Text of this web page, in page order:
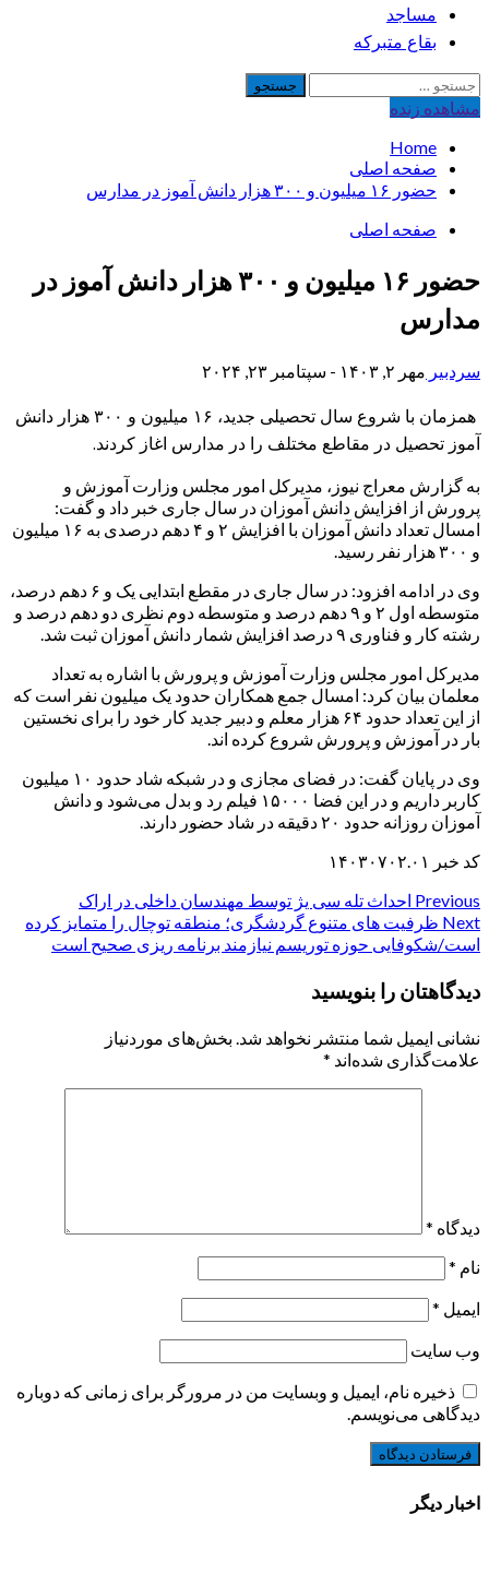
مساجد
بقاع متبرکه
جستجو
برای:
مشاهده‌ زنده
Home
صفحه اصلی
حضور ۱۶ میلیون و ۳۰۰ هزار دانش آموز در مدارس
صفحه اصلی
حضور ۱۶ میلیون و ۳۰۰ هزار دانش آموز در
مدارس
سردبیر مهر ۲, ۱۴۰۳ - سپتامبر ۲۳, ۲۰۲۴
همزمان با شروع سال تحصیلی جدید، ۱۶ میلیون و ۳۰۰ هزار دانش
آموز تحصیل در مقاطع مختلف را در مدارس اغاز کردند.
به گزارش معراج نیوز، مدیرکل امور مجلس وزارت آموزش و
پرورش از افزایش دانش آموزان در سال جاری خبر داد و گفت:
امسال تعداد دانش آموزان با افزایش ۲ و ۴ دهم درصدی به ۱۶ میلیون
و ۳۰۰ هزار نفر رسید.
وی در ادامه افزود: در سال جاری در مقطع ابتدایی یک و ۶ دهم درصد،
متوسطه اول ۲ و ۹ دهم درصد و متوسطه دوم نظری دو دهم درصد و
رشته کار و فناوری ۹ درصد افزایش شمار دانش آموزان ثبت شد.
مدیرکل امور مجلس وزارت آموزش و پرورش با اشاره به تعداد
معلمان بیان کرد: امسال جمع همکاران حدود یک میلیون نفر است که
از این تعداد حدود ۶۴ هزار معلم و دبیر جدید کار خود را برای نخستین
بار در آموزش و پرورش شروع کرده اند.
وی در پایان گفت: در فضای مجازی و در شبکه شاد حدود ۱۰ میلیون
کاربر داریم و در این فضا ۱۵۰۰۰ فیلم رد و بدل می‌شود و دانش
آموزان روزانه حدود ۲۰ دقیقه در شاد حضور دارند.
کد خبر ۱۴۰۳۰۷۰۲.۰۱
Post
navigation
Previous احداث تله سی یژ توسط مهندسان داخلی در اراک
Next ظرفیت های متنوع گردشگری؛ منطقه توچال را متمایز کرده
است/شکوفایی حوزه توریسم نیازمند برنامه ریزی صحیح است
دیدگاهتان را بنویسید
نشانی ایمیل شما منتشر نخواهد شد. بخش‌های موردنیاز
علامت‌گذاری شده‌اند *
دیدگاه *
نام *
ایمیل *
وب‌ سایت
ذخیره نام، ایمیل و وبسایت من در مرورگر برای زمانی که دوباره
دیدگاهی می‌نویسم.
اخبار دیگر